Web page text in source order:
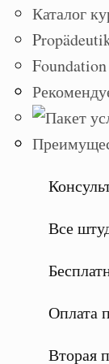
Каталог
Все
Оплата
Вторая